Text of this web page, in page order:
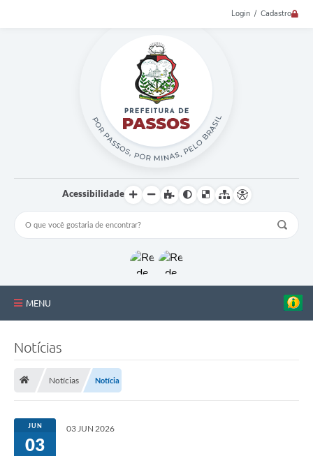
Login / Cadastro
Acessibilidade
MENU
Estrutura Administrativa
Galeria de Fotos
Notícias
Notícias Notícia
JUN
03
03 JUN 2026